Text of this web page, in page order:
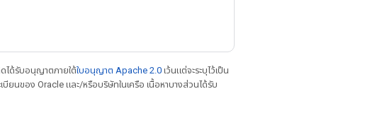
ได้รับอนุญาตภายใต้ใบอนุญาต Apache 2.0 เว้นแต่จะระบุไว้เป็น
บียนของ Oracle และ/หรือบริษัทในเครือ เนื้อหาบางส่วนได้รับ